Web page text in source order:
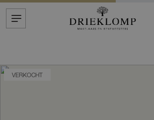
VERKOCHT